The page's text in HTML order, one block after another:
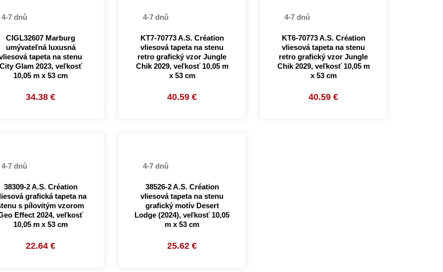
4-7 dnů
CIGL32607 Marburg
umývateľná luxusná
tapeta na stenu
Glam 2023, veľkosť
10,05 m x 53 cm
34.38 €
4-7 dnů
KT7-70773 A.S. Création
vliesová tapeta na stenu
retro grafický vzor Jungle
Chik 2029, veľkosť 10,05 m
x 53 cm
40.59 €
4-7 dnů
KT6-70773 A.S. Création
vliesová tapeta na stenu
retro grafický vzor Jungle
Chik 2029, veľkosť 10,05 m
x 53 cm
40.59 €
4-7 dnů
38309-2 A.S. Création
grafická tapeta na
s pílovitým vzorom
Effect 2024, veľkosť
10,05 m x 53 cm
22.64 €
4-7 dnů
38526-2 A.S. Création
vliesová tapeta na stenu
grafický motív Desert
Lodge (2024), veľkosť 10,05
m x 53 cm
25.62 €